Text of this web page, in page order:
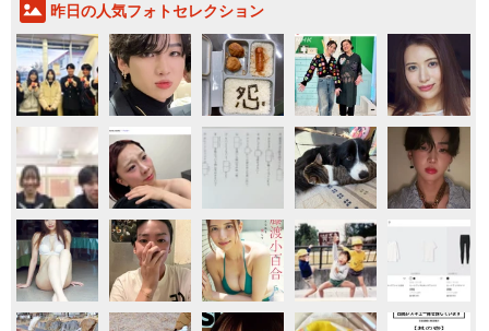
昨日の人気フォトセレクション